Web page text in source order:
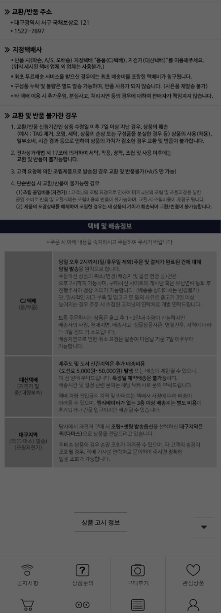
상품 고시 정보
공지사항 상품문의 구매후기 관심상품